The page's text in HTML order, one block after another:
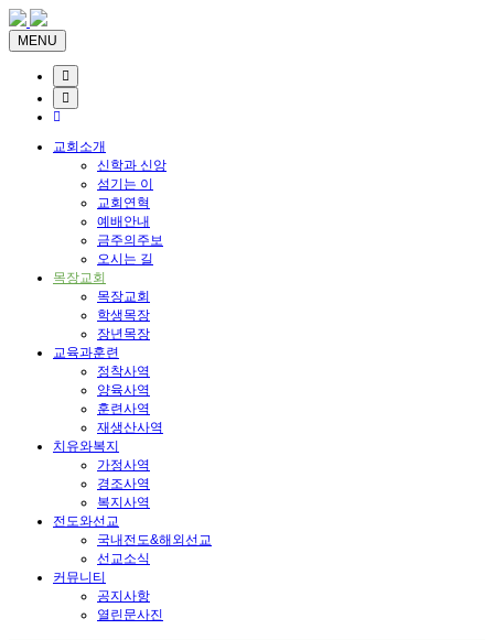
MENU
교회소개
신학과 신앙
섬기는 이
교회연혁
예배안내
금주의주보
오시는 길
목장교회
목장교회
학생목장
장년목장
교육과훈련
정착사역
양육사역
훈련사역
재생산사역
치유와복지
가정사역
경조사역
복지사역
전도와선교
국내전도&해외선교
선교소식
커뮤니티
공지사항
열린문사진